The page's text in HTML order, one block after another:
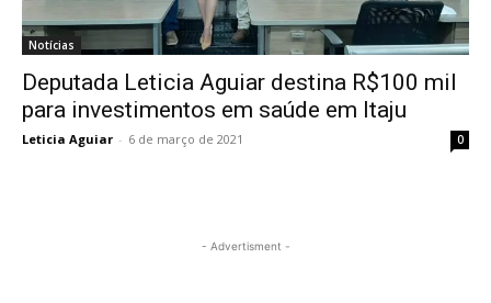
Notícias
Deputada Leticia Aguiar destina R$100 mil
para investimentos em saúde em Itaju
Leticia Aguiar - 6 de março de 2021 0
- Advertisment -